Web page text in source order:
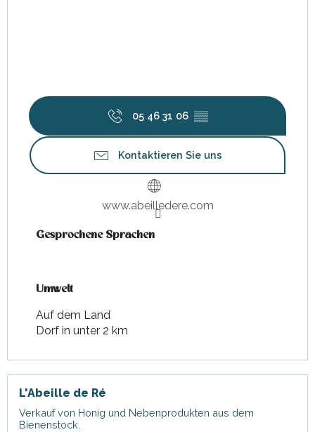
05 46 31 06 ▒▒
Kontaktieren Sie uns
www.abeilledere.com
Gesprochene Sprachen
Gesprochene Sprachen
Umwelt
Umwelt
Auf dem Land
Dorf in unter 2 km
L'Abeille de Ré
Verkauf von Honig und Nebenprodukten aus dem
Bienenstock.